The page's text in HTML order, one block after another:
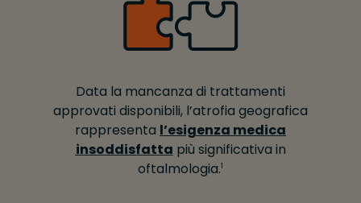
Data la mancanza di trattamenti
approvati disponibili, l’atrofia geografica
rappresenta l’esigenza medica
insoddisfatta più significativa in
oftalmologia.1